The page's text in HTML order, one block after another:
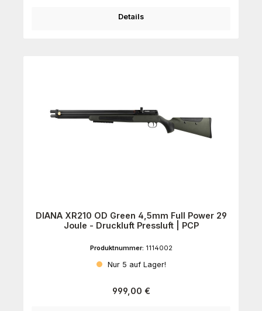
Details
DIANA XR210 OD Green 4,5mm Full Power 29
Joule - Druckluft Pressluft | PCP
Produktnummer: 1114002
Nur 5 auf Lager!
Regulärer Preis:
999,00 €